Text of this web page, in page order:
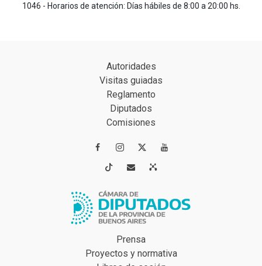
1046 - Horarios de atención: Días hábiles de 8:00 a 20:00 hs.
Autoridades
Visitas guiadas
Reglamento
Diputados
Comisiones
 
 
Prensa
Proyectos y normativa